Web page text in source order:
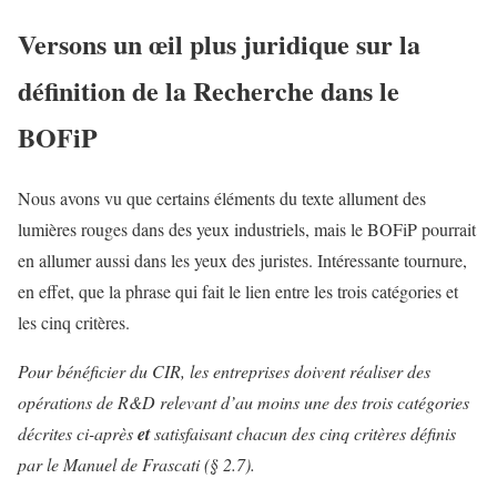
Versons un œil plus juridique sur la
définition de la Recherche dans le
BOFiP
Nous avons vu que certains éléments du texte allument des
lumières rouges dans des yeux industriels, mais le BOFiP pourrait
en allumer aussi dans les yeux des juristes. Intéressante tournure,
en effet, que la phrase qui fait le lien entre les trois catégories et
les cinq critères.
Pour bénéficier du CIR, les entreprises doivent réaliser des
opérations de R&D relevant d’au moins une des trois catégories
décrites ci-aprèsetsatisfaisant chacun des cinq critères définis
par le Manuel de Frascati (§ 2.7).